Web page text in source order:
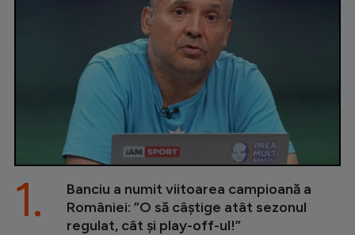
Banciu a numit viitoarea campioană a
României: ”O să câștige atât sezonul
regulat, cât și play-off-ul!”
1.